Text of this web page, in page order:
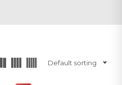
Default sorting